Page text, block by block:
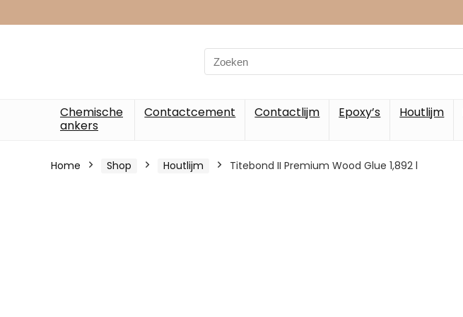
Chemische
ankers
Contactcement Contactlijm Epoxy’s Houtlijm
Home Shop Houtlijm Titebond II Premium Wood Glue 1,892 l